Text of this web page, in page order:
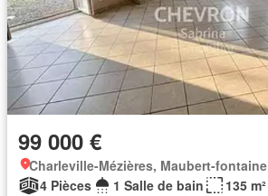
99 000 €
Charleville-Mézières, Maubert-fontaine
4 Pièces
1 Salle de bain
135 m²